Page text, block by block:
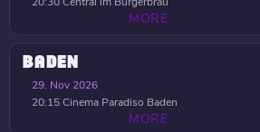
MORE
BADEN
29. Nov 2026
20:15Cinema Paradiso Baden
MORE